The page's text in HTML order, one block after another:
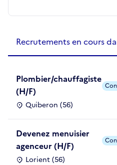
Recrutements en cours
Plombier/chauffagiste
(H/F)
Quiberon (56)
Devenez menuisier
agenceur (H/F)
Lorient (56)